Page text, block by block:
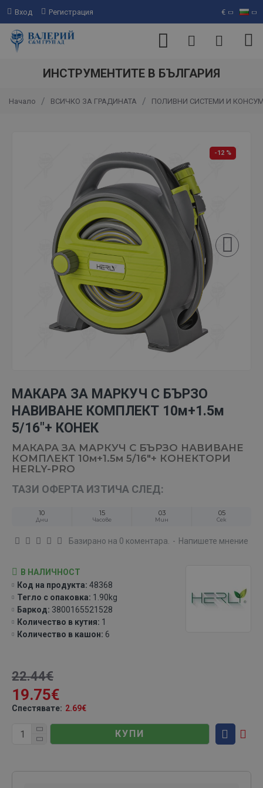
Вход Регистрация €
ИНСТРУМЕНТИТЕ В БЪЛГАРИЯ
Начало ВСИЧКО ЗА ГРАДИНАТА ПОЛИВНИ СИСТЕМИ И
-12 %
МАКАРА ЗА МАРКУЧ С БЪРЗО
НАВИВАНЕ КОМПЛЕКТ 10м+1.5м
5/16"+ КОНЕК
МАКАРА ЗА МАРКУЧ С БЪРЗО НАВИВАНЕ
КОМПЛЕКТ 10м+1.5м 5/16"+ КОНЕКТОРИ
HERLY-PRO
В НАЛИЧНОСТ
Код на продукта: 48368
Тегло с опаковка: 1.90kg
Баркод: 3800165521528
Количество в кашон: 6
Количество в кутия: 1
Базирано на 0 коментара. - Напишете мнение
ТАЗИ ОФЕРТА ИЗТИЧА СЛЕД:
10
Дни
15
Часове
03
Мин
05
Сек
19.75€
22.44€
Спестявате: 2.69€
КУПИ